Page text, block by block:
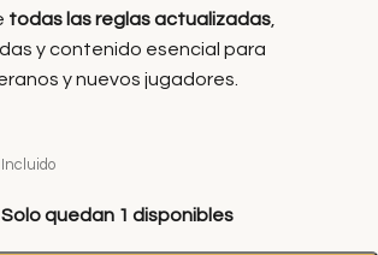
todas las reglas actualizadas
y contenido esencial para
y nuevos jugadores.
Incluido
Solo quedan 1 disponibles